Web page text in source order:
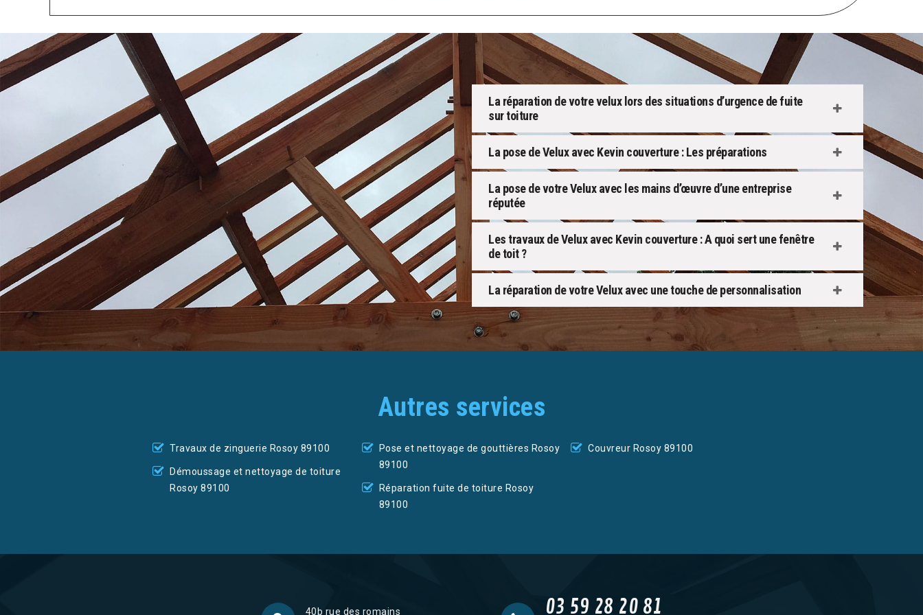
La réparation de votre velux lors des situations d’urgence de fuite
sur toiture
La pose de Velux avec Kevin couverture : Les préparations
La pose de votre Velux avec les mains d’œuvre d’une entreprise
réputée
Les travaux de Velux avec Kevin couverture : A quoi sert une fenêtre
de toit ?
La réparation de votre Velux avec une touche de personnalisation
Autres services
Travaux de zinguerie Rosoy 89100
Démoussage et nettoyage de toiture
Rosoy 89100
Pose et nettoyage de gouttières Rosoy
89100
Réparation fuite de toiture Rosoy
89100
Couvreur Rosoy 89100
40b rue des romains 03 59 28 20 81